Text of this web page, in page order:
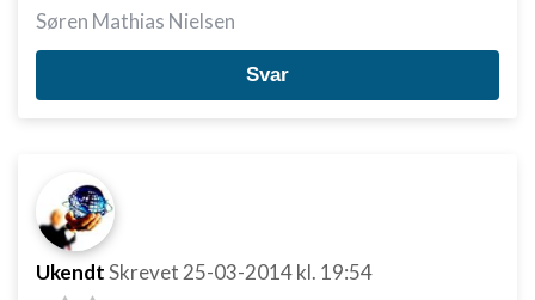
Søren Mathias Nielsen
Svar
UkendtSkrevet 25-03-2014kl. 19:54